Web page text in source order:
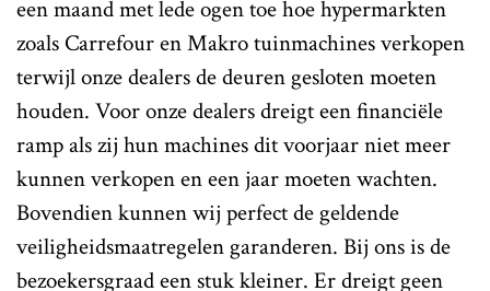
een maand met lede ogen toe hoe hypermarkten
zoals Carrefour en Makro tuinmachines verkopen
terwijl onze dealers de deuren gesloten moeten
houden. Voor onze dealers dreigt een financiële
ramp als zij hun machines dit voorjaar niet meer
kunnen verkopen en een jaar moeten wachten.
Bovendien kunnen wij perfect de geldende
veiligheidsmaatregelen garanderen. Bij ons is de
bezoekersgraad een stuk kleiner. Er dreigt geen